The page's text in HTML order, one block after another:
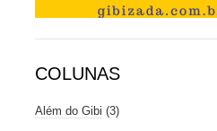
COLUNAS
Além do Gibi (3)